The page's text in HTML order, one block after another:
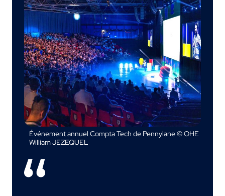
Événement annuel Compta Tech de Pennylane © OHE
William JEZEQUEL